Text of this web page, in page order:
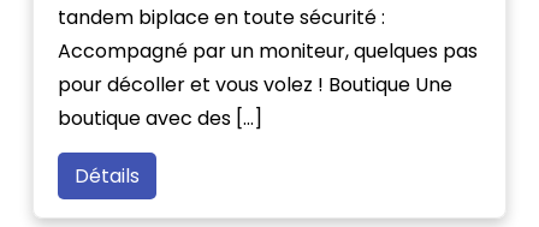
tandem biplace en toute sécurité :
Accompagné par un moniteur, quelques pas
pour décoller et vous volez ! Boutique Une
boutique avec des […]
Détails